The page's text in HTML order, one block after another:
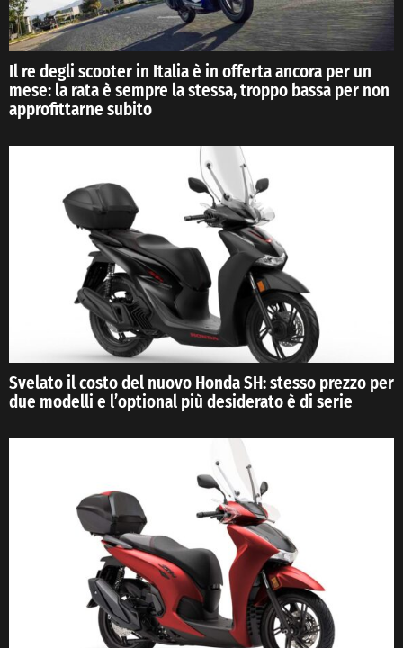
Il re degli scooter in Italia è in offerta ancora per un
mese: la rata è sempre la stessa, troppo bassa per non
approfittarne subito
Svelato il costo del nuovo Honda SH: stesso prezzo per
due modelli e l’optional più desiderato è di serie